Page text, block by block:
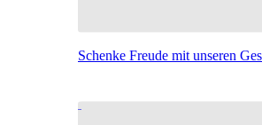
Schenke Freude mit unseren